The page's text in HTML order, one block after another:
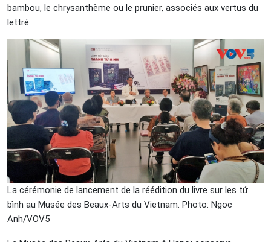
bambou, le chrysanthème ou le prunier, associés aux vertus du
lettré.
La cérémonie de lancement de la réédition du livre sur les tứ
bình au Musée des Beaux-Arts du Vietnam. Photo: Ngoc
Anh/VOV5